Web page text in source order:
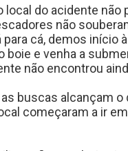
do acidente
não
cá, demos início
boie e venha a
não encontrou
buscas alcançam
começaram a ir